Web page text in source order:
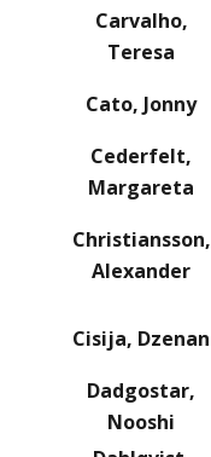
Carvalho,
Teresa
Cato, Jonny
Cederfelt,
Margareta
Christiansson,
Alexander
Cisija, Dzenan
Dadgostar,
Nooshi